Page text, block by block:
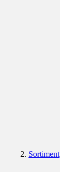
Sortiment